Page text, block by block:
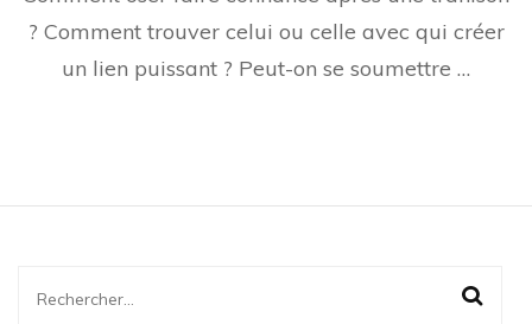
? Comment trouver celui ou celle avec qui créer
un lien puissant ? Peut-on se soumettre …
Rechercher :